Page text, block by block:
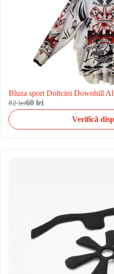
Bluza sport Doltcini Downhill
82 lei60 lei
Verifică